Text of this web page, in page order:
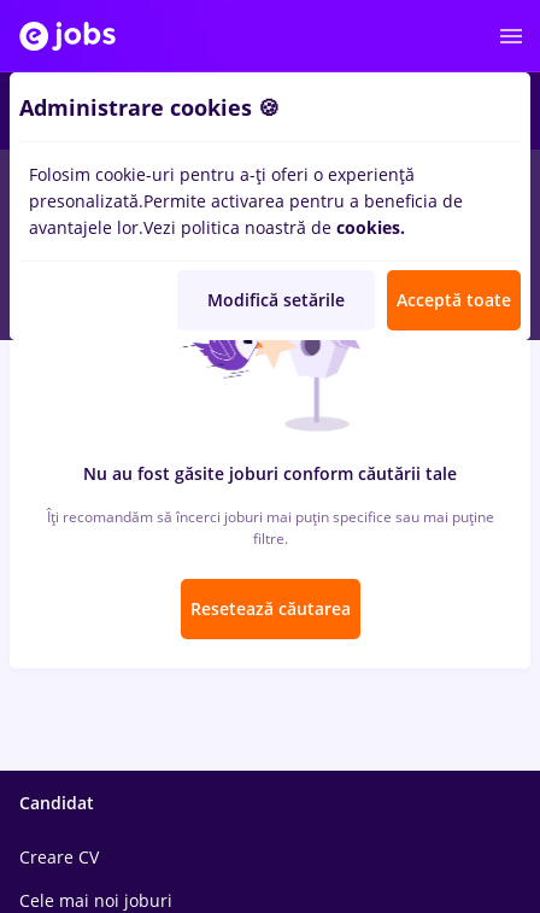
locuri de muncae.oninTimisoara pentruStudent, Fara
experientainTransport / Distributie, Medicina / Sanatate
Nu au fost găsite joburi conform căutării tale
Îți recomandăm să încerci joburi mai puțin specifice sau mai puține
filtre.
Resetează căutarea
Candidat
Creare CV
Cele mai noi joburi
Administrare cookies 🍪
Folosim cookie-uri pentru a-ți oferi o experiență
presonalizată.Permite activarea pentru a beneficia de
avantajele lor.Vezi politica noastră de cookies.
Modifică setările Acceptă toate